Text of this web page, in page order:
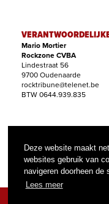
Deze website maakt
websites gebruik van
navigeren doorheen de
Lees meer
Mario Mortier
Rockzone CVBA
Lindestraat 56
9700 Oudenaarde
rocktribune@telenet.be
BTW 0644.939.835
Filip Nollet
abonnementen@rock-